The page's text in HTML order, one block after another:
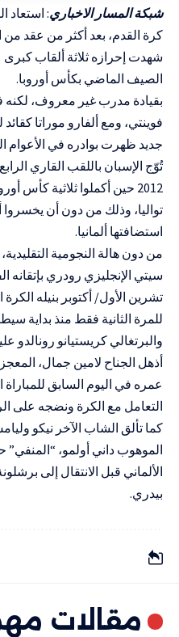
شبكة المسار الاخباري: استعاد
كرة القدم، بعد أكثر من عقد من
شهدت إحرازه ثلاثة ألقاب كبرى
الصيف الماضي بكأس أوروبا.
بقيادة مدرب غير معروف،
فوينتي، ومع ألفارو موراتا
جديد ظهرت بوادره في الأعوام
تُوّج الإسبان باللقب القاري
2012 حين أكملوا ثلاثية كأس
تواليا، وذلك من دون أن يخسروا
استضافتها ألمانيا.
من دون هالة النجومية
سيتي الإنجليزي رودري بإتقانه
تشرين الأول/ أكتوبر بنيله
للمرة الثانية فقط منذ بداية
والبرتغالي كريستيانو رونالدو
أذهل الجناح لامين جمال،
عمره في اليوم السابق للمباراة
التعامل مع الكرة ونضجه على
كما تألق الشاب الآخر نيكو
الموهوب داني أولمو،
الألماني قبل الانتقال إلى
بيدري.
مقالات